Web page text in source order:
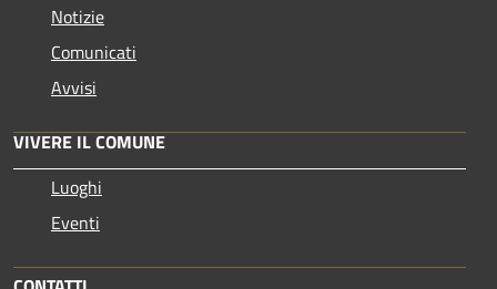
Notizie
Comunicati
Avvisi
VIVERE IL COMUNE
Luoghi
Eventi